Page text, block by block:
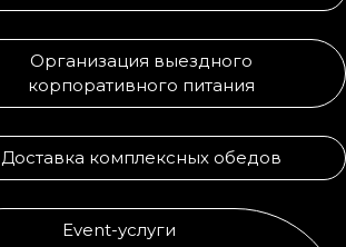
Организация выездного
корпоративного питания
Доставка комплексных обедов
Event-услуги